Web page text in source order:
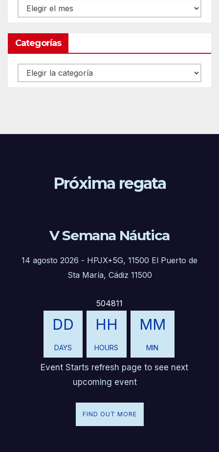
Archivos
Categorías
Categorías
Próxima regata
V Semana Náutica
14 agosto 2026 - HPJX+5G, 11500 El Puerto de
Sta María, Cádiz 11500
504811
DD
DAYS
HH
HOURS
MM
MIN
Event Starts refresh page to see next
upcoming event
FIND OUT MORE